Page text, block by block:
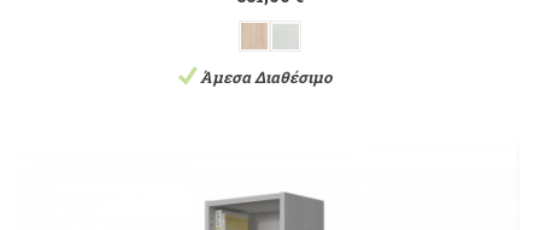
Άμεσα Διαθέσιμο